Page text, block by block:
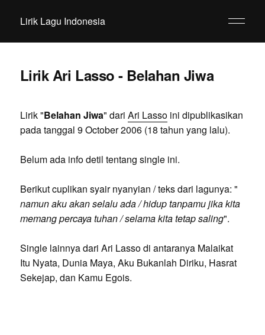
Lirik Lagu Indonesia
Lirik Ari Lasso - Belahan Jiwa
Lirik "Belahan Jiwa" dari Ari Lassoini dipublikasikan
pada tanggal 9 October 2006 (18 tahun yang lalu).
Belum ada info detil tentang single ini.
Berikut cuplikan syair nyanyian / teks dari lagunya: "
namun aku akan selalu ada / hidup tanpamu jika kita
memang percaya tuhan / selama kita tetap saling".
Single lainnya dari Ari Lasso di antaranya Malaikat
Itu Nyata, Dunia Maya, Aku Bukanlah Diriku, Hasrat
Sekejap, dan Kamu Egois.